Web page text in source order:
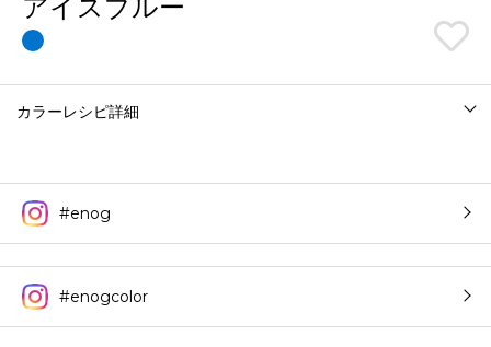
アイスブルー
カラーレシピ詳細
#enog
#enogcolor